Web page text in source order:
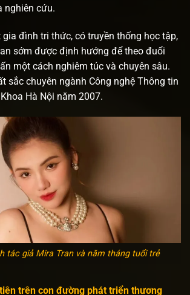
nghiên cứu.
đình tri thức, có truyền thống học tập,
sớm được định hướng để theo đuổi
một cách nghiêm túc và chuyên sâu.
sắc chuyên ngành Công nghệ Thông tin
Hà Nội năm 2007.
tác giả Mira Tran và năm tháng tuổi trẻ
trên con đường phát triển thương